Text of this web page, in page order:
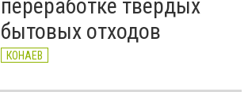
переработке твердых
бытовых отходов
КОНАЕВ